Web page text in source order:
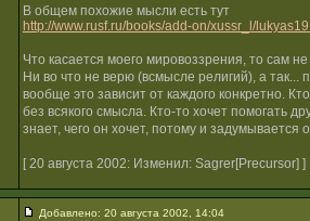
В общем похожие мысли есть тут
http://www.rusf.ru/books/add-on/xussr_l/
Что касается моего мировоззрения, то сам
Ни во что не верю (всмысле религий), а
вообще это зависит от каждого конкретно.
без всякого смысла. Кто-то хочет помогать
знает, чего он хочет, потому и задумывается
[ 20 августа 2002: Изменил: Sagrer[Precursor] ]
Добавлено: 20 августа 2002, 14:04